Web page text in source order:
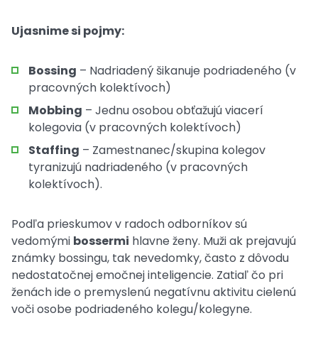
Ujasnime si pojmy:
Bossing – Nadriadený šikanuje podriadeného (v
pracovných kolektívoch)
Mobbing – Jednu osobou obťažujú viacerí
kolegovia (v pracovných kolektívoch)
Staffing – Zamestnanec/skupina kolegov
tyranizujú nadriadeného (v pracovných
kolektívoch).
Podľa prieskumov v radoch odborníkov sú
vedomými bossermi hlavne ženy. Muži ak prejavujú
známky bossingu, tak nevedomky, často z dôvodu
nedostatočnej emočnej inteligencie. Zatiaľ čo pri
ženách ide o premyslenú negatívnu aktivitu cielenú
voči osobe podriadeného kolegu/kolegyne.